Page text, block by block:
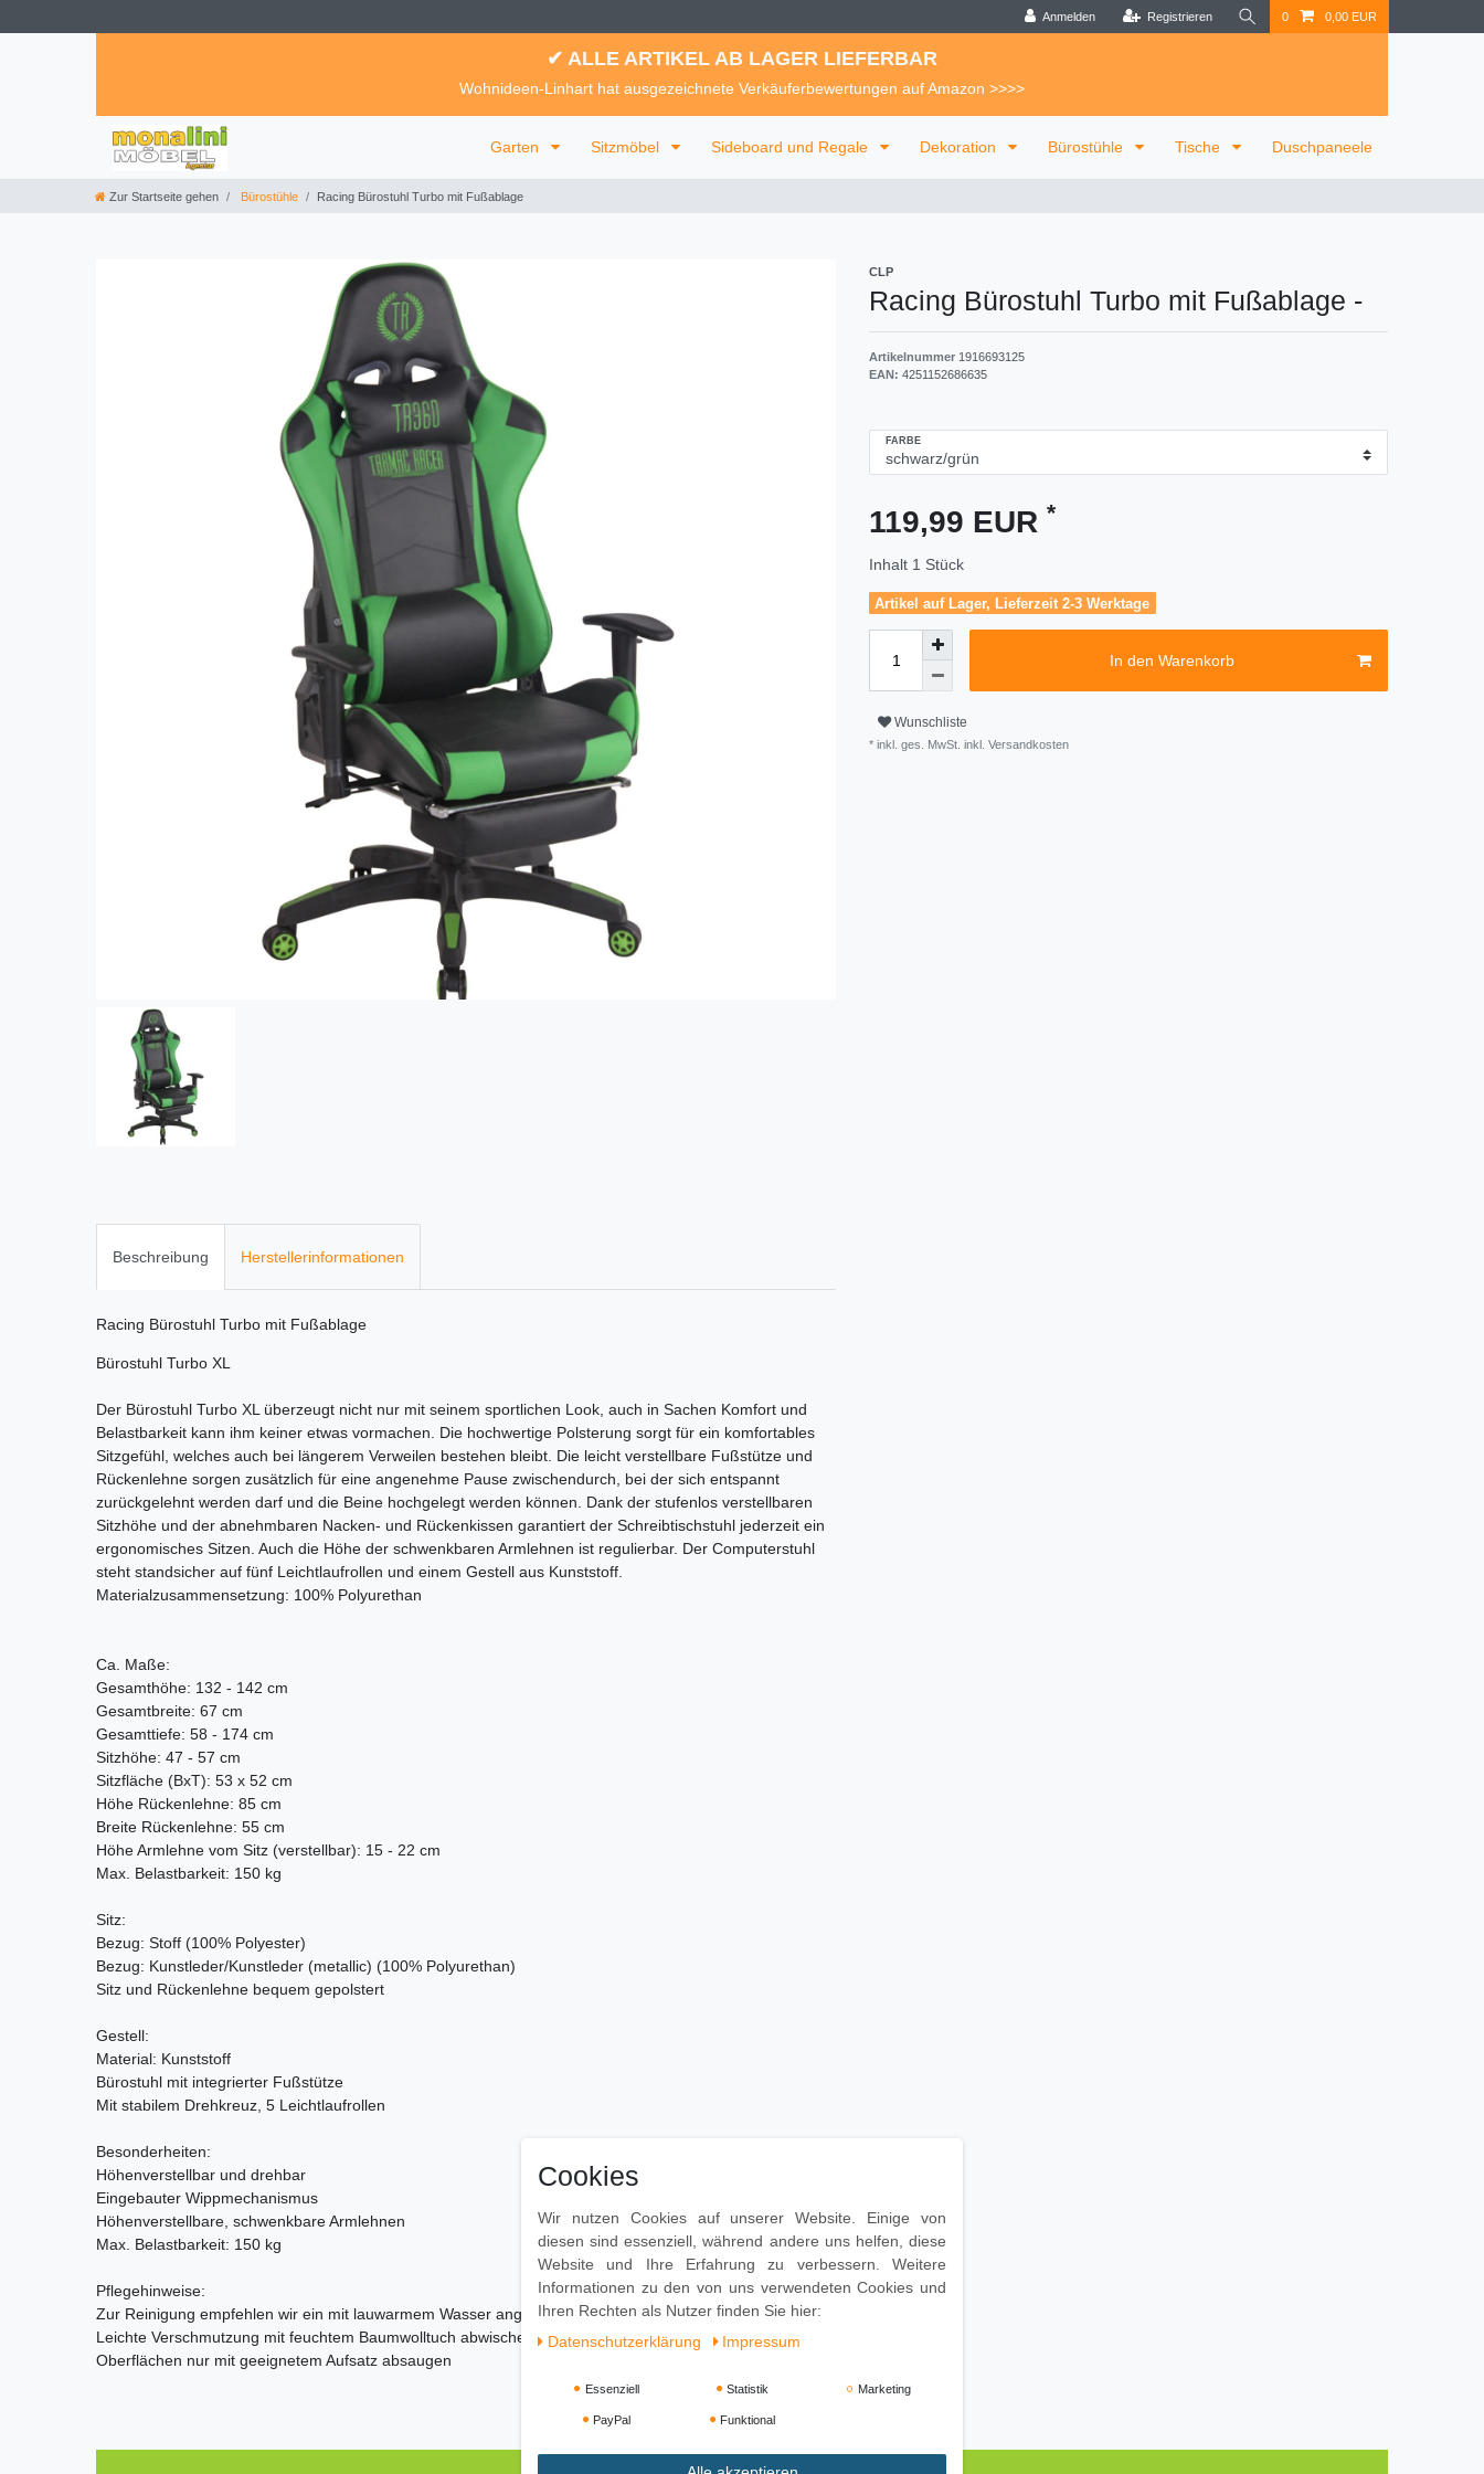
Anmelden Registrieren 0 0,00 EUR
✔ ALLE ARTIKEL AB LAGER LIEFERBAR
Wohnideen-Linhart hat ausgezeichnete Verkäuferbewertungen auf Amazon >>>>
Garten Sitzmöbel Sideboard und Regale Dekoration Bürostühle Tische Duschpaneele
Zur Startseite gehen Bürostühle Racing Bürostuhl Turbo mit Fußablage
CLP
Racing Bürostuhl Turbo mit Fußablage -
Artikelnummer 1916693125
EAN: 4251152686635
FARBE
119,99 EUR *
Inhalt 1 Stück
Artikel auf Lager, Lieferzeit 2-3 Werktage
In den Warenkorb
Wunschliste
* inkl. ges. MwSt. inkl. Versandkosten
Beschreibung Herstellerinformationen
Racing Bürostuhl Turbo mit Fußablage
Bürostuhl Turbo XL
Der Bürostuhl Turbo XL überzeugt nicht nur mit seinem sportlichen Look, auch in Sachen Komfort und
Belastbarkeit kann ihm keiner etwas vormachen. Die hochwertige Polsterung sorgt für ein komfortables
Sitzgefühl, welches auch bei längerem Verweilen bestehen bleibt. Die leicht verstellbare Fußstütze und
Rückenlehne sorgen zusätzlich für eine angenehme Pause zwischendurch, bei der sich entspannt
zurückgelehnt werden darf und die Beine hochgelegt werden können. Dank der stufenlos verstellbaren
Sitzhöhe und der abnehmbaren Nacken- und Rückenkissen garantiert der Schreibtischstuhl jederzeit ein
ergonomisches Sitzen. Auch die Höhe der schwenkbaren Armlehnen ist regulierbar. Der Computerstuhl
steht standsicher auf fünf Leichtlaufrollen und einem Gestell aus Kunststoff.
Materialzusammensetzung: 100% Polyurethan
Ca. Maße:
Gesamthöhe: 132 - 142 cm
Gesamtbreite: 67 cm
Gesamttiefe: 58 - 174 cm
Sitzhöhe: 47 - 57 cm
Sitzfläche (BxT): 53 x 52 cm
Höhe Rückenlehne: 85 cm
Breite Rückenlehne: 55 cm
Höhe Armlehne vom Sitz (verstellbar): 15 - 22 cm
Max. Belastbarkeit: 150 kg
Sitz:
Bezug: Stoff (100% Polyester)
Bezug: Kunstleder/Kunstleder (metallic) (100% Polyurethan)
Sitz und Rückenlehne bequem gepolstert
Gestell:
Material: Kunststoff
Bürostuhl mit integrierter Fußstütze
Mit stabilem Drehkreuz, 5 Leichtlaufrollen
Besonderheiten:
Höhenverstellbar und drehbar
Eingebauter Wippmechanismus
Höhenverstellbare, schwenkbare Armlehnen
Max. Belastbarkeit: 150 kg
Pflegehinweise:
Zur Reinigung empfehlen wir ein mit lauwarmem Wasser angefeuchtetes Baumwolltuch
Leichte Verschmutzung mit feuchtem Baumwolltuch abwischen
Oberflächen nur mit geeignetem Aufsatz absaugen
Cookies
Wir nutzen Cookies auf unserer Website. Einige von
diesen sind essenziell, während andere uns helfen, diese
Website und Ihre Erfahrung zu verbessern. Weitere
Informationen zu den von uns verwendeten Cookies und
Ihren Rechten als Nutzer finden Sie hier:
Daten­schutz­erklärung
Impressum
Essenziell Statistik Marketing
PayPal Funktional